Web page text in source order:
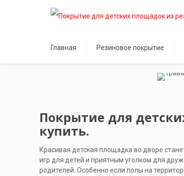
Главная Резиновое покрытие
Покрытие для
купить.
Красивая детская площадка во дворе
игр для детей и приятным уголком для
родителей. Особенно если полы на